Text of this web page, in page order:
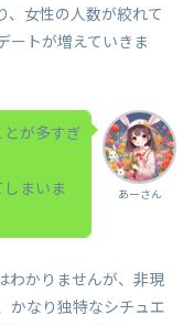
、女性の人数が絞れて
ートが増えていきま
あーさん
が多すぎ
まいま
わかりませんが、非現
かなり独特なシチュエ